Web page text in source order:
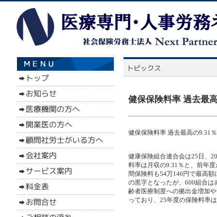
健保保険料率 過去最
健保保険料率 過去最高の9.31
健康保険組合連合会は25日、
料率は月収の9.31％と、前年
間保険料も54万146円で最高
の黒字となったが、600組合
齢者医療制度への拠出金増加
っており、25年度の保険料率